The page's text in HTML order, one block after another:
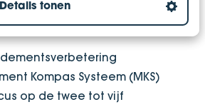
Details tonen
Kompas Systeem (MKS)
op de twee tot vijf